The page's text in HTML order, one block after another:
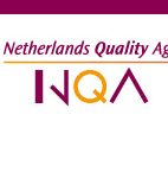
Skip to main content